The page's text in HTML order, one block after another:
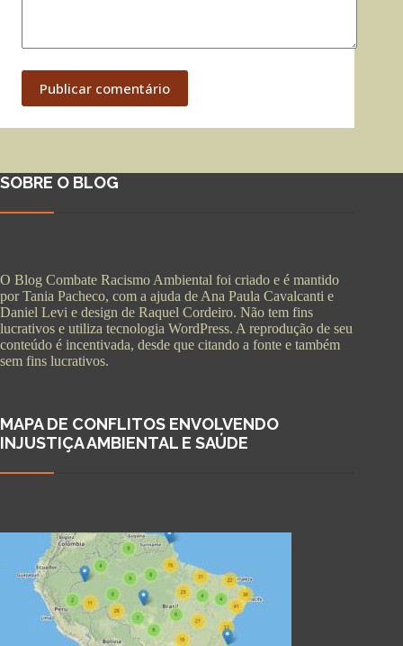
Publicar comentário
SOBRE O BLOG
O Blog Combate Racismo Ambiental foi criado e é mantido
por Tania Pacheco, com a ajuda de Ana Paula Cavalcanti e
Daniel Levi e design de Raquel Cordeiro. Não tem fins
lucrativos e utiliza tecnologia WordPress. A reprodução de seu
conteúdo é incentivada, desde que citando a fonte e também
sem fins lucrativos.
MAPA DE CONFLITOS ENVOLVENDO
INJUSTIÇA AMBIENTAL E SAÚDE